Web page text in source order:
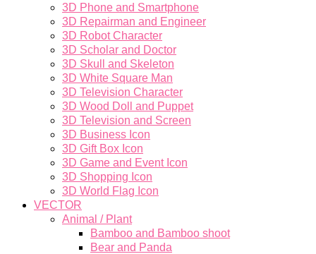
3D Phone and Smartphone
3D Repairman and Engineer
3D Robot Character
3D Scholar and Doctor
3D Skull and Skeleton
3D White Square Man
3D Television Character
3D Wood Doll and Puppet
3D Television and Screen
3D Business Icon
3D Gift Box Icon
3D Game and Event Icon
3D Shopping Icon
3D World Flag Icon
VECTOR
Animal / Plant
Bamboo and Bamboo shoot
Bear and Panda